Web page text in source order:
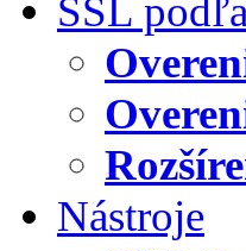
SSL
Nástroje